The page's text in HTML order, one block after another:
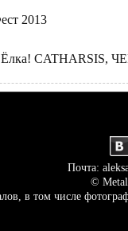
2013
- Ёлка!
Почта:
©
в том числе